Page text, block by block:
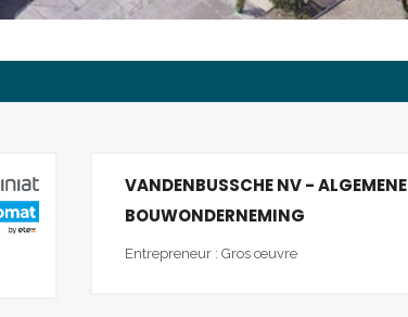
VANDENBUSSCHE NV - ALGEMENE
BOUWONDERNEMING
Entrepreneur : Gros œuvre